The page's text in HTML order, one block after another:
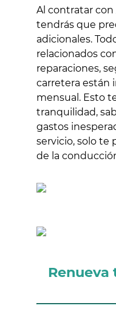
Al contratar
tendrás que
adicionales.
relacionados
reparaciones,
carretera están
mensual. Esto
tranquilidad,
gastos
servicio, solo te
de la
Renueva